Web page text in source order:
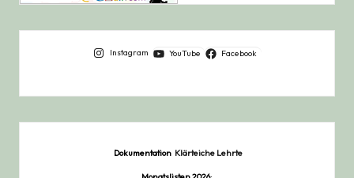
Instagram YouTube Facebook
Dokumentation Klärteiche Lehrte